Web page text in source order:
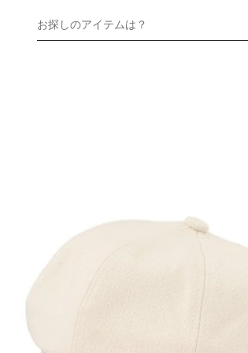
お探しのアイテムは？